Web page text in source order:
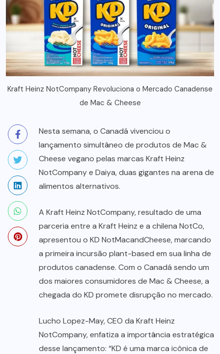
Kraft Heinz NotCompany Revoluciona o Mercado Canadense
de Mac & Cheese
Nesta semana, o Canadá vivenciou o
lançamento simultâneo de produtos de Mac &
Cheese vegano pelas marcas Kraft Heinz
NotCompany e Daiya, duas gigantes na arena de
alimentos alternativos.
A Kraft Heinz NotCompany, resultado de uma
parceria entre a Kraft Heinz e a chilena NotCo,
apresentou o KD NotMacandCheese, marcando
a primeira incursão plant-based em sua linha de
produtos canadense. Com o Canadá sendo um
dos maiores consumidores de Mac & Cheese, a
chegada do KD promete disrupção no mercado.
Lucho Lopez-May, CEO da Kraft Heinz
NotCompany, enfatiza a importância estratégica
desse lançamento: “KD é uma marca icônica de